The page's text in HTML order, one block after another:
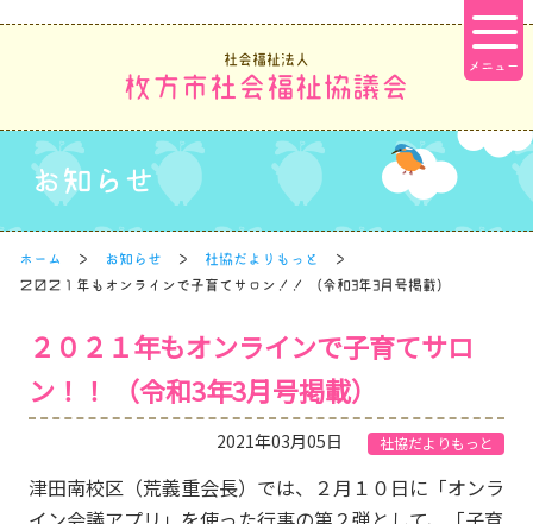
社会福祉法人
枚方市社会福祉協議会
お知らせ
ホーム お知らせ
社協だよりもっと
２０２１年もオンラインで子育てサロン！！ （令和3年3月号掲載）
２０２１年もオンラインで子育てサロ
ン！！ （令和3年3月号掲載）
2021年03月05日 社協だよりもっと
津田南校区（荒義重会長）では、２月１０日に「オンラ